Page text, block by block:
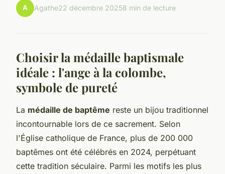
A Agathe22 décembre 20258 min de lecture
Choisir la médaille baptismale
idéale : l'ange à la colombe,
symbole de pureté
La médaille de baptême reste un bijou traditionnel
incontournable lors de ce sacrement. Selon
l'Église catholique de France, plus de 200 000
baptêmes ont été célébrés en 2024, perpétuant
cette tradition séculaire. Parmi les motifs les plus